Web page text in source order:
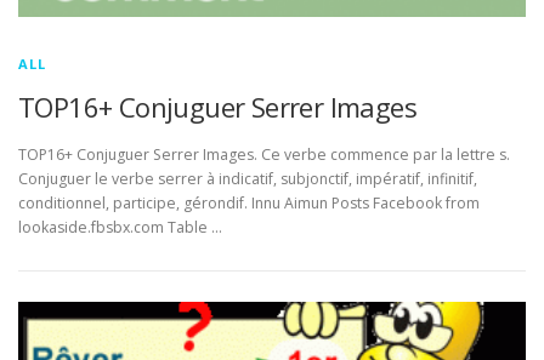
ALL
TOP16+ Conjuguer Serrer Images
TOP16+ Conjuguer Serrer Images. Ce verbe commence par la lettre s.
Conjuguer le verbe serrer à indicatif, subjonctif, impératif, infinitif,
conditionnel, participe, gérondif. Innu Aimun Posts Facebook from
lookaside.fbsbx.com Table …